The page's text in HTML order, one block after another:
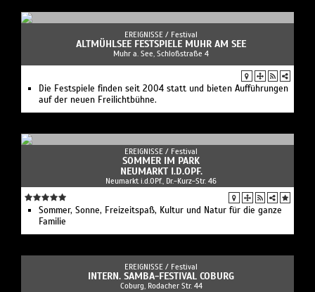
EREIGNISSE / Festival
ALTMÜHLSEE FESTSPIELE MUHR AM SEE
Muhr a. See, Schloßstraße 4
Die Festspiele finden seit 2004 statt und bieten Aufführungen
auf der neuen Freilichtbühne.
EREIGNISSE / Festival
SOMMER IM PARK
NEUMARKT I.D.OPF.
Neumarkt i.d.OPf., Dr.-Kurz-Str. 46
Sommer, Sonne, Freizeitspaß, Kultur und Natur für die ganze
Familie
EREIGNISSE / Festival
INTERN. SAMBA-FESTIVAL COBURG
Coburg, Rodacher Str. 44